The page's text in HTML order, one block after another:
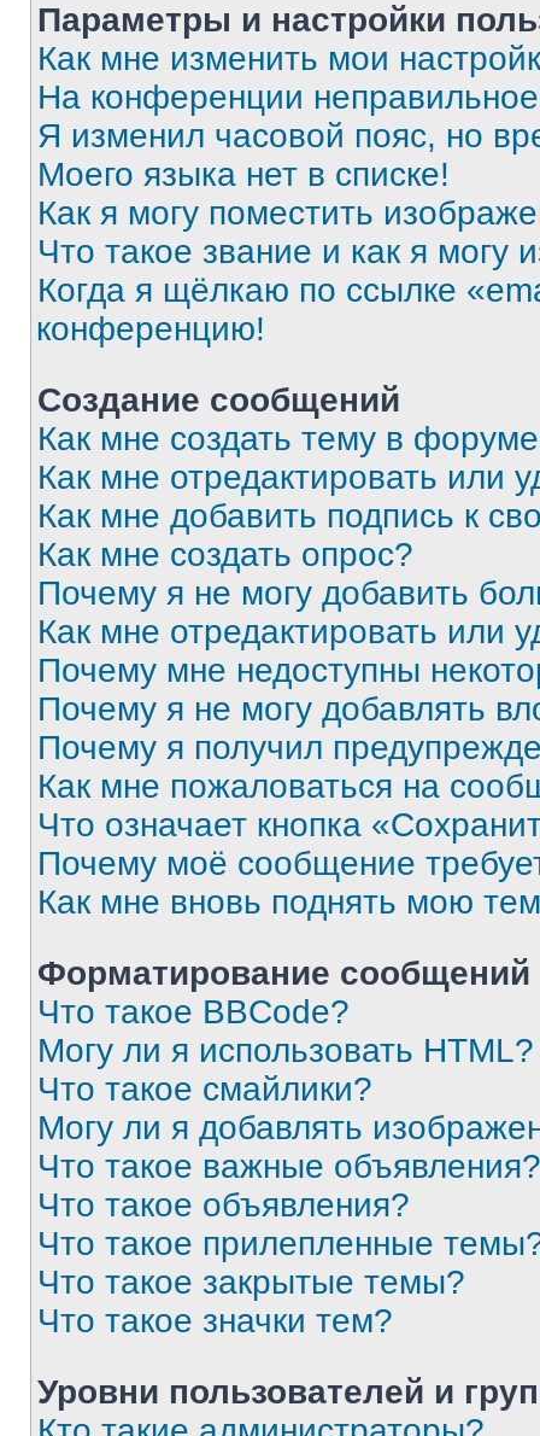
Параметры и настройки
Как мне изменить мои
На конференции
Я изменил часовой пояс, но
Моего языка нет в списке!
Как я могу поместить
Что такое звание и как я могу
Когда я щёлкаю по ссылке
конференцию!
Создание сообщений
Как мне создать тему в
Как мне отредактировать или
Как мне добавить подпись к
Как мне создать опрос?
Почему я не могу добавить
Как мне отредактировать или
Почему мне недоступны
Почему я не могу добавлять
Почему я получил
Как мне пожаловаться на
Что означает кнопка
Почему моё сообщение
Как мне вновь поднять мою
Форматирование
Что такое BBCode?
Могу ли я использовать HTML?
Что такое смайлики?
Могу ли я добавлять
Что такое важные объявления?
Что такое объявления?
Что такое прилепленные
Что такое закрытые темы?
Что такое значки тем?
Уровни пользователей и